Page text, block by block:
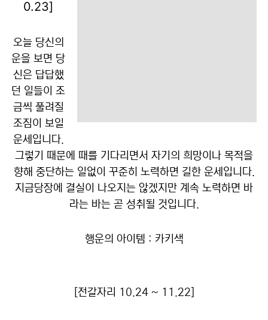
0.23]
오늘 당신의
운을 보면 당
신은 답답했
던 일들이 조
금씩 풀려질
조짐이 보일
운세입니다.
그렇기 때문에 때를 기다리면서 자기의 희망이나 목적을
향해 중단하는 일없이 꾸준히 노력하면 길한 운세입니다.
지금당장에 결실이 나오지는 않겠지만 계속 노력하면 바
라는 바는 곧 성취될 것입니다.
행운의 아이템 : 카키색
[전갈자리 10.24 ~ 11.22]